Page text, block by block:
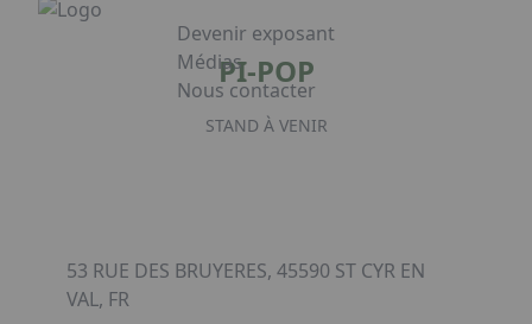
Tarifs et Horaires
Restauration
FAQ
Liste exposants
Plan du salon
Programme
Embarquement pour Venise
Devenir exposant
Médias
Nous contacter
Appuyez sur Entrée pour ouvrir le
PI-POP
STAND À VENIR
53 RUE DES BRUYERES, 45590 ST CYR EN
VAL, FR